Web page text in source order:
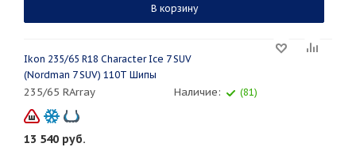
В корзину
Ikon 235/65 R18 Character Ice 7 SUV
(Nordman 7 SUV) 110T Шипы
235/65 RArray Наличие: (81)
13 540 руб.